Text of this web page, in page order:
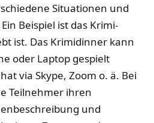
Situationen und
Beispiel ist das Krimi-
ist. Das Krimidinner kann
oder Laptop gespielt
via Skype, Zoom o. ä. Bei
Teilnehmer ihren
und